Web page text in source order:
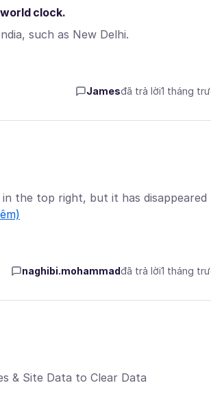
clock.
such as New Delhi.
Jamesđã trả lời1 tháng
the top right, but it has disappeared
naghibi.mohammadđã trả lời1 tháng
& Site Data to Clear Data